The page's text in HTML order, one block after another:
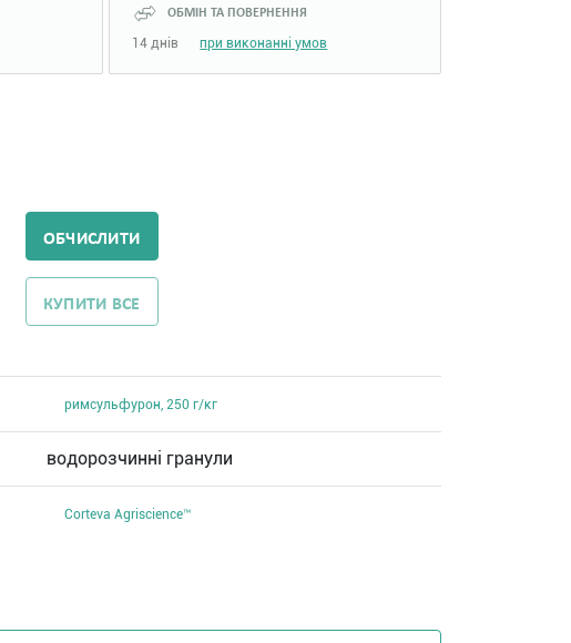
ОБМІН ТА ПОВЕРНЕННЯ
14 днів при виконанні умов
ОБЧИСЛИТИ
КУПИТИ ВСЕ
римсульфурон, 250 г/кг
водорозчинні гранули
Corteva Agriscience™